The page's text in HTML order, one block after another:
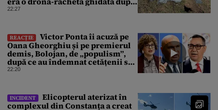
finalizarea primei investigații
22:27
REACȚIE
Victor Ponta îi acuză pe
Oana Gheorghiu și pe premierul
demis, Bolojan, de „populism”,
după ce au îndemnat cetățenii să
reducă consumul energetic
22:20
INCIDENT
Elicopterul aterizat în
complexul din Constanța a creat